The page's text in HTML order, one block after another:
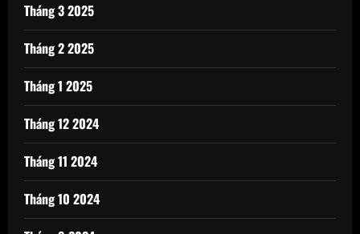
Tháng 3 2025
Tháng 2 2025
Tháng 1 2025
Tháng 12 2024
Tháng 11 2024
Tháng 10 2024